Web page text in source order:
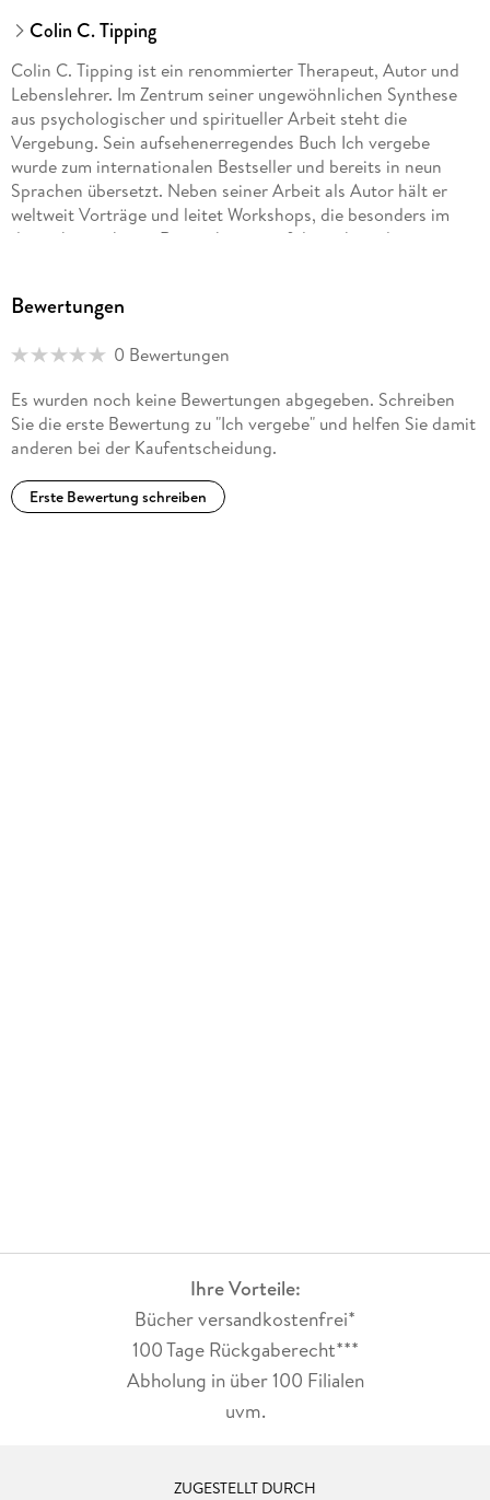
Colin C. Tipping
Colin C. Tipping ist ein renommierter Therapeut, Autor und
Lebenslehrer. Im Zentrum seiner ungewöhnlichen Synthese
aus psychologischer und spiritueller Arbeit steht die
Vergebung. Sein aufsehenerregendes Buch Ich vergebe
wurde zum internationalen Bestseller und bereits in neun
Sprachen übersetzt. Neben seiner Arbeit als Autor hält er
weltweit Vorträge und leitet Workshops, die besonders im
deutschsprachigen Raum überaus erfolgreich sind.
Bewertungen
0 Bewertungen
Es wurden noch keine Bewertungen abgegeben. Schreiben
Sie die erste Bewertung zu "Ich vergebe" und helfen Sie damit
anderen bei der Kaufentscheidung.
Erste Bewertung schreiben
Ihre Vorteile:
Bücher versandkostenfrei*
100 Tage Rückgaberecht***
Abholung in über 100 Filialen
uvm.
ZUGESTELLT DURCH